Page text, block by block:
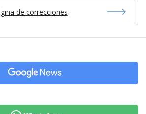
de correcciones